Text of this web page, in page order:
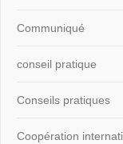
Communiqué
conseil pratique
Conseils pratiques
Coopération